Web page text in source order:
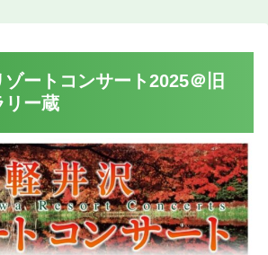
ゾートコンサート2025＠旧
リー蔵